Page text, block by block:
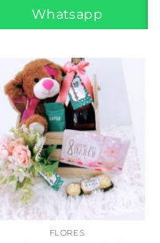
Whatsapp
FLORES